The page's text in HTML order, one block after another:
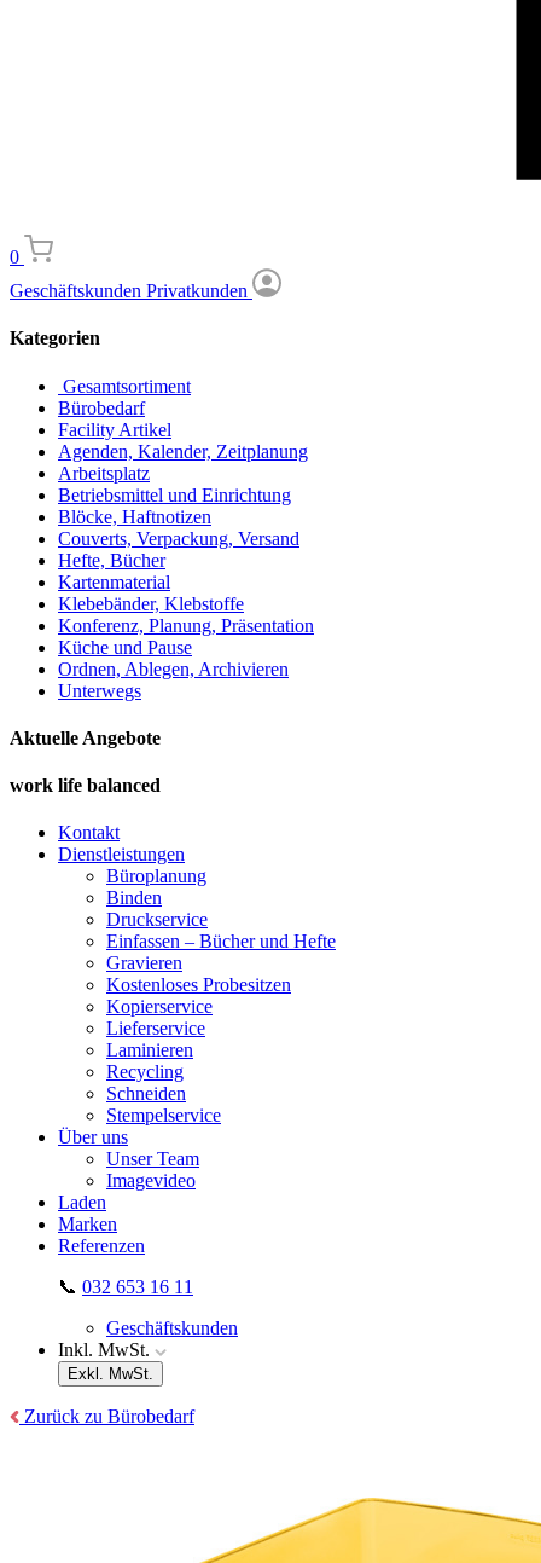
0
Geschäftskunden Privatkunden
Kategorien
Gesamtsortiment
Bürobedarf
Facility Artikel
Agenden, Kalender, Zeitplanung
Arbeitsplatz
Betriebsmittel und Einrichtung
Blöcke, Haftnotizen
Couverts, Verpackung, Versand
Hefte, Bücher
Kartenmaterial
Klebebänder, Klebstoffe
Konferenz, Planung, Präsentation
Küche und Pause
Ordnen, Ablegen, Archivieren
Unterwegs
Aktuelle Angebote
work life balanced
Kontakt
Dienstleistungen
Büroplanung
Binden
Druckservice
Einfassen – Bücher und Hefte
Gravieren
Kostenloses Probesitzen
Kopierservice
Lieferservice
Laminieren
Recycling
Schneiden
Stempelservice
Über uns
Unser Team
Imagevideo
Laden
Marken
Referenzen
📞 032 653 16 11
Geschäftskunden
Inkl. MwSt.
Exkl. MwSt.
Zurück zu Bürobedarf